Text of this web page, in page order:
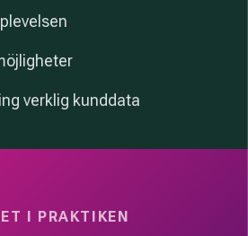
verklig kunddata
I PRAKTIKEN